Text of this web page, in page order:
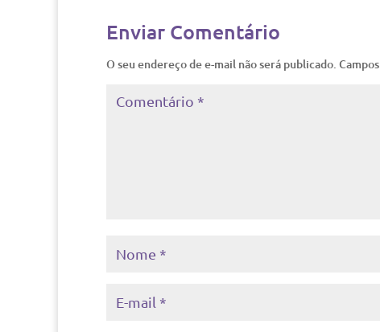
Enviar Comentário
O seu endereço de e-mail não será publicado.